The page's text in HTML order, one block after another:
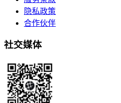
隐私政策
合作伙伴
社交媒体